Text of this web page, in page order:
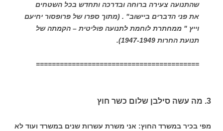
שהתנועה צעירה ברוחה ובדרכה ותחדש בכל השטחים
את פני הדברים ביישוב" . (מתוך ספרו של פרופסור יחיעם
וייץ " ממחתרת לוחמת לתנועה פוליטית – הקמתה של
תנועת החרות 1947-1949).
=========================================
3. מה עשה סילבן שלום כשר חוץ
מפי בכיר במשרד החוץ: אני משרת עשרות שנים במשרד ועוד לא